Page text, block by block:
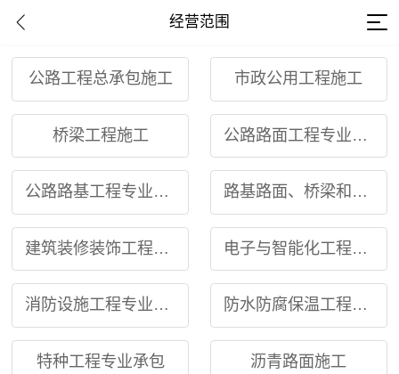
经营范围
公路工程总承包施工 市政公用工程施工
桥梁工程施工 公路路面工程专业承包
公路路基工程专业承包 路基路面、桥梁和交安设施养护工程施工
建筑装修装饰工程专业承包 电子与智能化工程专业承包
消防设施工程专业承包 防水防腐保温工程专业承包
特种工程专业承包 沥青路面施工